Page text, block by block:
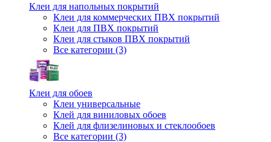
Клеи для напольных покрытий
Клеи для коммерческих ПВХ покрытий
Клеи для ПВХ покрытий
Клеи для стыков ПВХ покрытий
Все категории (3)
Клеи для обоев
Клеи универсальные
Клей для виниловых обоев
Клей для флизелиновых и стеклообоев
Все категории (3)